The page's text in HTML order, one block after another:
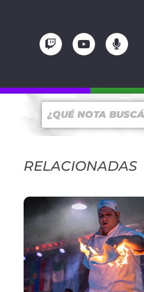
RELACIONADAS